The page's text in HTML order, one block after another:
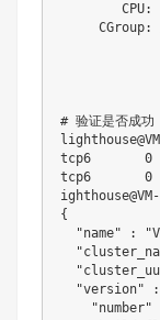
CPU:
CGroup:
# 验证是否成功
tcp6 0
tcp6 0
{
"name"
:
"version"
:
"number"